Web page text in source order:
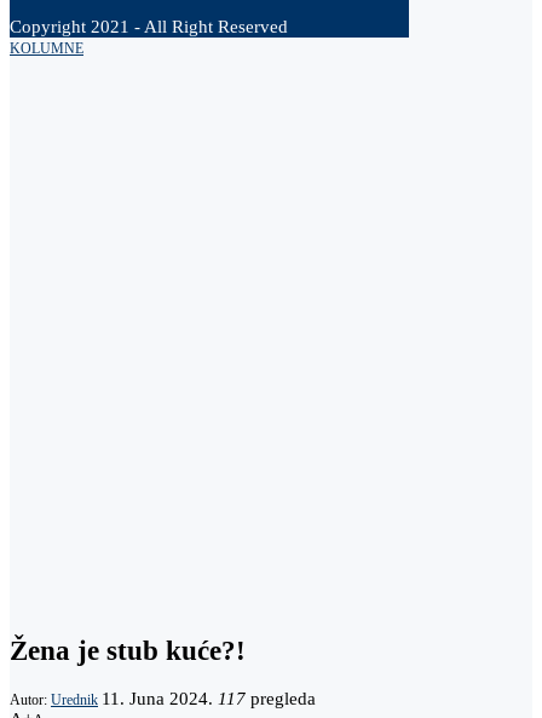
Copyright 2021 - All Right Reserved
KOLUMNE
Žena je stub kuće?!
Autor: Urednik 11. Juna 2024. 117 pregleda